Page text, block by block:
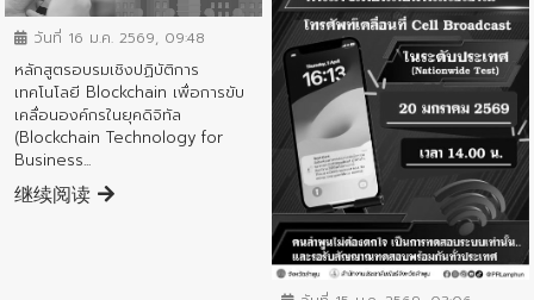
วันที่ 16 ม.ค. 2569, 09:48
หลักสูตรอบรมเชิงปฏิบัติการ
เทคโนโลยี Blockchain เพื่อการขับ
เคลื่อนองค์กรในยุคดิจิทัล
(Blockchain Technology for
Business...
继续阅读
ข่าวประชาสัมพันธ์